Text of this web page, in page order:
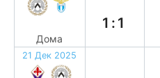
Дома
1:1
21 Дек 2025